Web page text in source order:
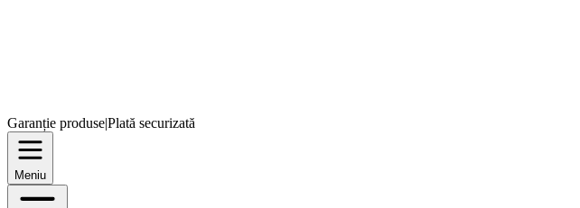
Garanție produse|Plată securizată
Meniu